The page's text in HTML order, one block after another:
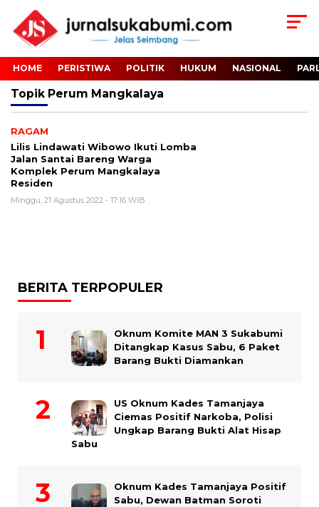
HOME PERISTIWA POLITIK HUKUM NASIONAL
Topik Perum Mangkalaya
RAGAM
Lilis Lindawati Wibowo Ikuti Lomba
Jalan Santai Bareng Warga
Komplek Perum Mangkalaya
Residen
Minggu, 21 Agustus 2022 - 17:16 WIB
BERITA TERPOPULER
Oknum Komite MAN 3 Sukabumi
Ditangkap Kasus Sabu, 6 Paket
Barang Bukti Diamankan
US Oknum Kades Tamanjaya
Ciemas Positif Narkoba, Polisi
Ungkap Barang Bukti Alat Hisap
Sabu
Oknum Kades Tamanjaya Positif
Sabu, Dewan Batman Soroti